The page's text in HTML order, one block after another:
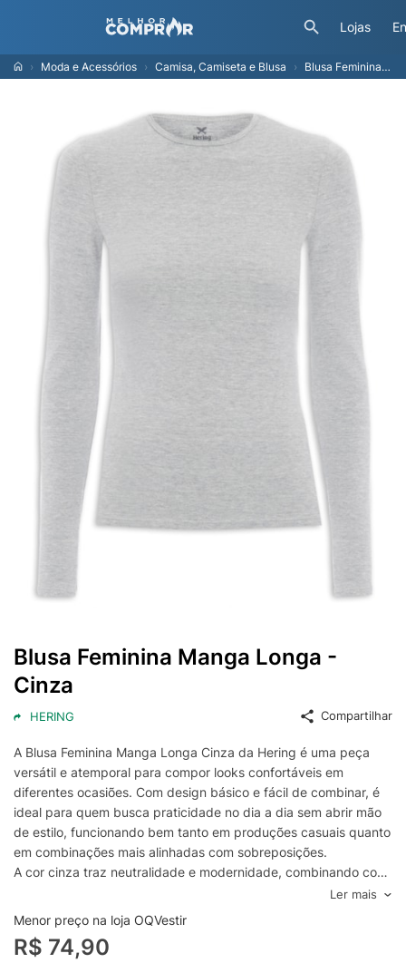
Lojas
Moda e Acessórios Camisa, Camiseta e Blusa Blusa Feminina Manga Longa - Cinza
Blusa Feminina Manga Longa -
Cinza
HERING Compartilhar
A Blusa Feminina Manga Longa Cinza da Hering é uma peça
versátil e atemporal para compor looks confortáveis em
diferentes ocasiões. Com design básico e fácil de combinar, é
ideal para quem busca praticidade no dia a dia sem abrir mão
de estilo, funcionando bem tanto em produções casuais quanto
em combinações mais alinhadas com sobreposições.
A cor cinza traz neutralidade e modernidade, combinando com
jeans, alfaiataria, saias e joggers, além de facilitar a criação de
looks monocromáticos ou com pontos de cor em acessórios e
calçados. A manga longa oferece um toque extra de
aconchego em dias mais frescos, sendo ótima para usar
Ler mais
Menor preço na loja OQVestir
R$ 74,90